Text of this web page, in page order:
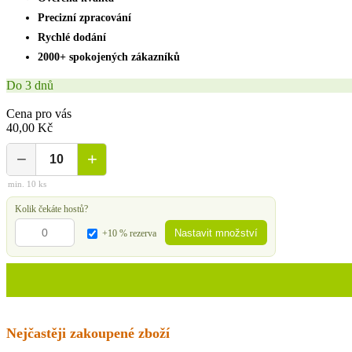
Precizní zpracování
Rychlé dodání
2000+ spokojených zákazníků
Do 3 dnů
Cena pro vás
40,00 Kč
− +
min. 10 ks
Kolik čekáte hostů?
+10 % rezerva Nastavit množství
Nejčastěji zakoupené zboží